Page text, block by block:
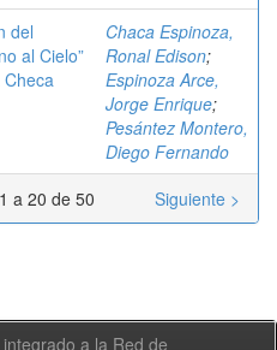
del
al Cielo”
Chaca Espinoza,
Ronal Edison;
Espinoza Arce,
Jorge Enrique;
Pesántez Montero,
Diego Fernando
a 20 de 50
Siguiente >
a la Red de